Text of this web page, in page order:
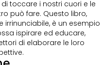
toccare i nostri cuori e le
può fare. Questo libro,
irrinunciabile, è un esempio
ispirare ed educare,
di elaborare le loro